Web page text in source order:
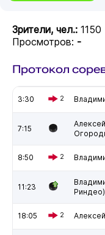
Зрители, чел.: 1150
Просмотров: -
Протокол
3:30 2
7:15
8:50 2
11:23
Риндео)
18:05 2